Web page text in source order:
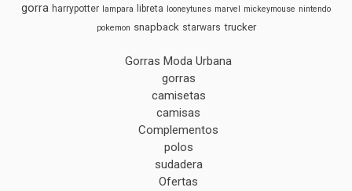
gorra harrypotter lampara libreta looneytunes marvel mickeymouse nintendo
pokemon snapback starwars trucker
Gorras Moda Urbana
gorras
camisetas
camisas
Complementos
polos
sudadera
Ofertas